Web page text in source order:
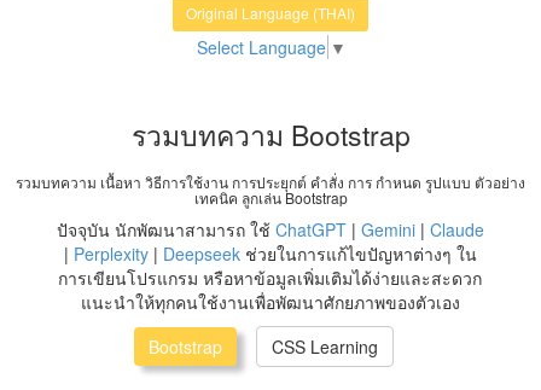
Original Language (THAI)
Select Language ▼
รวมบทความ Bootstrap
รวมบทความ เนื้อหา วิธีการใช้งาน การประยุกต์ คำสั่ง การ กำหนด รูปแบบ ตัวอย่าง
เทคนิค ลูกเล่น Bootstrap
ปัจจุบัน นักพัฒนาสามารถ ใช้ ChatGPT| Gemini| Claude
| Perplexity| Deepseekช่วยในการแก้ไขปัญหาต่างๆ ใน
การเขียนโปรแกรม หรือหาข้อมูลเพิ่มเติมได้ง่ายและสะดวก
แนะนำให้ทุกคนใช้งานเพื่อพัฒนาศักยภาพของตัวเอง
Bootstrap
CSS Learning